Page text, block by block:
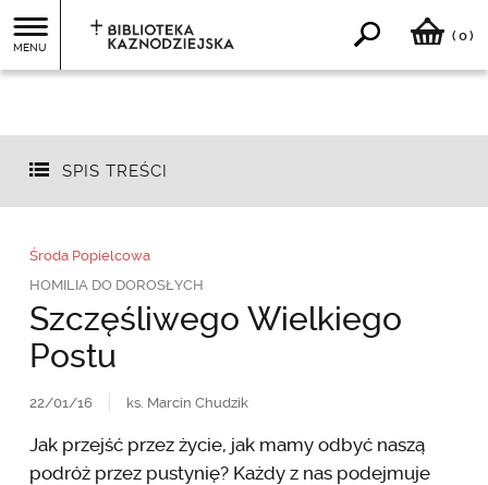
MENU
( 0)
SPIS TREŚCI
Środa Popielcowa
HOMILIA DO DOROSŁYCH
Szczęśliwego Wielkiego
Postu
22/01/16 ks. Marcin Chudzik
Jak przejść przez życie, jak mamy odbyć naszą
podróż przez pustynię? Każdy z nas podejmuje